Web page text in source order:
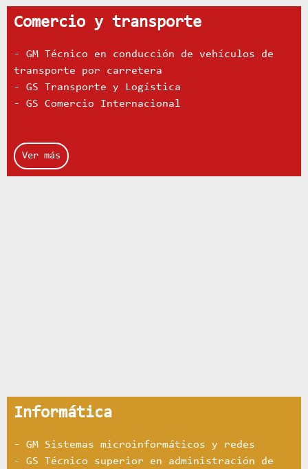
Comercio y transporte
- GM Técnico en conducción de vehículos de
transporte por carretera
- GS Transporte y Logística
- GS Comercio Internacional
Ver más
Informática
- GM Sistemas microinformáticos y redes
- GS Técnico superior en administración de